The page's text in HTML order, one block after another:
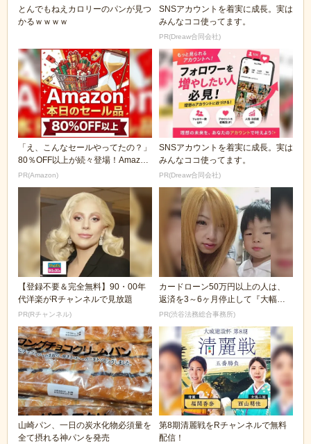
とんでもねえカロリーのパンが見つ
かるｗｗｗｗ
SNSアカウントを着実に成長。実は
みんなココ使ってます。
PR(Dreaw合同会社)
「え、こんなセールやってたの？」
80％OFF以上が続々登場！Amazon
の本気が...
PR(Amazon)
SNSアカウントを着実に成長。実は
みんなココ使ってます。
PR(Dreaw合同会社)
【登録不要＆完全無料】90・00年
代洋楽がRチャンネルで見放題
PR(Rチャンネル)
カードローン50万円以上の人は、
返済を3～6ヶ月停止して『大幅に
減額してから返済...
PR(渋谷法務総合事務所)
山崎パン、一日の炭水化物必須量を
全て摂れる神パンを発売
第8期清麗戦をRチャンネルで無料
配信！